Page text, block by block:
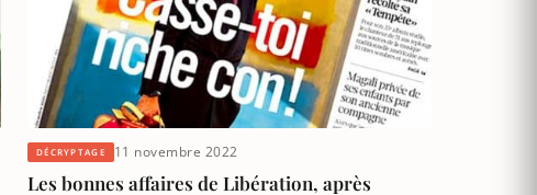
DÉCRYPTAGE 11 novembre 2022
Les bonnes affaires de Libération, après